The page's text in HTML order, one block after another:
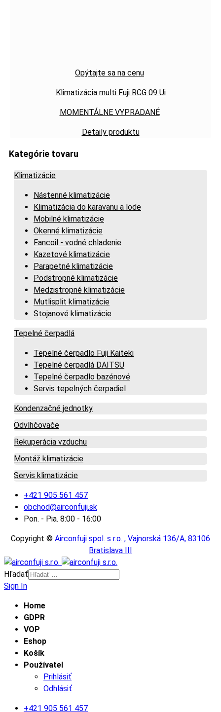
Opýtajte sa na cenu
Klimatizácia multi Fuji RCG 09 Ui
MOMENTÁLNE VYPRADANÉ
Detaily produktu
Kategórie tovaru
Klimatizácie
Nástenné klimatizácie
Klimatizácia do karavanu a lode
Mobilné klimatizácie
Okenné klimatizácie
Fancoil - vodné chladenie
Kazetové klimatizácie
Parapetné klimatizácie
Podstropné klimatizácie
Medzistropné klimatizácie
Mutlisplit klimatizácie
Stojanové klimatizácie
Tepelné čerpadlá
Tepelné čerpadlo Fuji Kaiteki
Tepelné čerpadlá DAITSU
Tepelné čerpadlo bazénové
Servis tepelných čerpadiel
Kondenzačné jednotky
Odvlhčovače
Rekuperácia vzduchu
Montáž klimatizácie
Servis klimatizácie
+421 905 561 457
obchod@airconfuji.sk
Pon. - Pia. 8:00 - 16:00
Copyright © Airconfuji spol. s r.o. , Vajnorská 136/A, 83106
Bratislava III
Hľadať
Sign In
Home
GDPR
VOP
Eshop
Košík
Používatel
Prihlásiť
Odhlásiť
+421 905 561 457